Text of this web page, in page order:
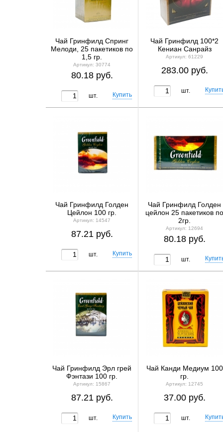
Чай Гринфилд Спринг
Мелоди, 25 пакетиков по
1,5 гр.
Артикул: 30774
80.18 руб.
шт.
Чай Гринфилд 100*2
Кениан Санрайз
Артикул: 61229
283.00 руб.
шт.
Чай Гринфилд Голден
Цейлон 100 гр.
Артикул: 14547
87.21 руб.
шт.
Чай Гринфилд Голден
цейлон 25 пакетиков по
2гр.
Артикул: 12694
80.18 руб.
шт.
Чай Гринфилд Эрл грей
Фэнтази 100 гр.
Артикул: 15867
87.21 руб.
шт.
Чай Канди Медиум 100
гр.
Артикул: 12745
37.00 руб.
шт.